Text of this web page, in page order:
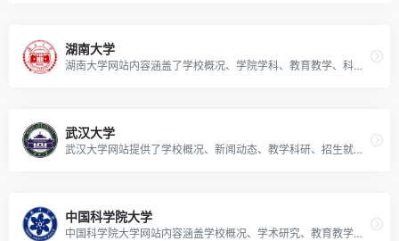
湖南大学
湖南大学网站内容涵盖了学校概况、学院学科、教育教学、科学研究、招生就业、校园生活、管理服务、人才招聘等方面的信息。
武汉大学
武汉大学网站提供了学校概况、新闻动态、教学科研、招生就业、校园生活等方面的信息。
中国科学院大学
中国科学院大学网站内容涵盖学校概况、学术研究、教育教学、招生就业等方面信息。